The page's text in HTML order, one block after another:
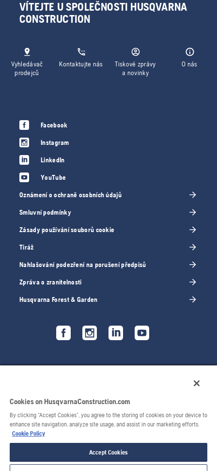
VÍTEJTE U SPOLEČNOSTI HUSQVARNA
CONSTRUCTION
Vyhledávač
prodejců
Kontaktujte nás
Tiskové zprávy
a novinky
O nás
Facebook
Instagram
LinkedIn
YouTube
Oznámení o ochraně osobních údajů
Smluvní podmínky
Zásady používání souborů cookie
Tiráž
Nahlašování podezření na porušení předpisů
Zpráva o zranitelnosti
Husqvarna Forest & Garden
© 2026 Husqvarna AB. Všechna práva vyhrazena.
Cookies on HusqvarnaConstruction.com
By clicking “Accept Cookies”, you agree to the storing of cookies on your device to
enhance site navigation, analyze site usage, and assist in our marketing efforts.
Cookie Policy
Accept Cookies